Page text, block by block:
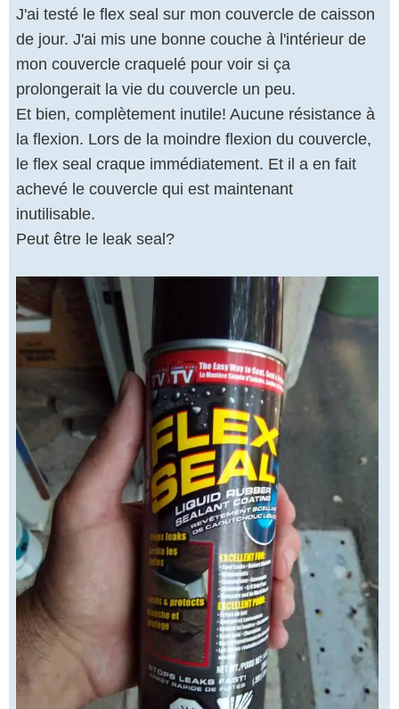
J'ai testé le flex seal sur mon couvercle de caisson
de jour. J'ai mis une bonne couche à l'intérieur de
mon couvercle craquelé pour voir si ça
prolongerait la vie du couvercle un peu.
Et bien, complètement inutile! Aucune résistance à
la flexion. Lors de la moindre flexion du couvercle,
le flex seal craque immédiatement. Et il a en fait
achevé le couvercle qui est maintenant
inutilisable.
Peut être le leak seal?